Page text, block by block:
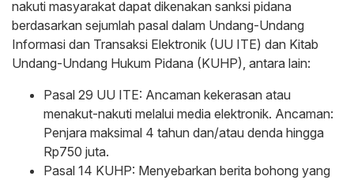
nakuti masyarakat dapat dikenakan sanksi pidana
berdasarkan sejumlah pasal dalam Undang-Undang
Informasi dan Transaksi Elektronik (UU ITE) dan Kitab
Undang-Undang Hukum Pidana (KUHP), antara lain:
Pasal 29 UU ITE: Ancaman kekerasan atau
menakut-nakuti melalui media elektronik. Ancaman:
Penjara maksimal 4 tahun dan/atau denda hingga
Rp750 juta.
Pasal 14 KUHP: Menyebarkan berita bohong yang